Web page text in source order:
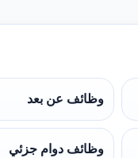
وظائف عن بعد
وظائف دوام جزئي